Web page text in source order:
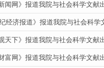
闻网》报道我院与社会科学文
经济报道》报道我院与社会科
天下》报道我院与社会科学文
富网》报道我院与社会科学文